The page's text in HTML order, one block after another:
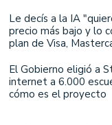
Le decís a la IA
precio más bajo y lo
plan de Visa,
El Gobierno eligió a
internet a 6.000
cómo es el proyecto